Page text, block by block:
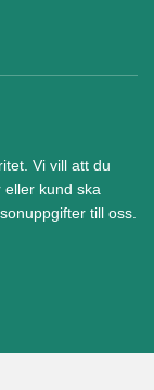
Vi vill att du
kund ska
till oss.